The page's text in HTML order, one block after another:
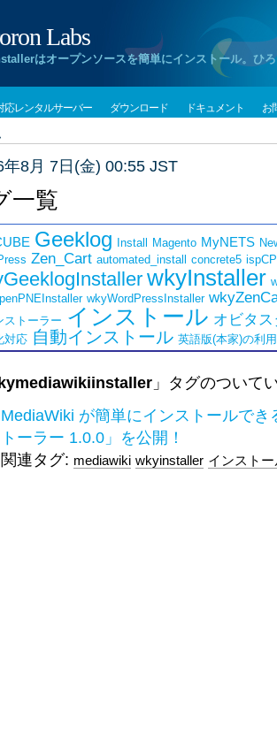
Labs
はオープンソースを簡単にインストール。ひ
応レンタルサーバー ダウンロード ドキュメント お
年8月 7日(金) 00:55 JST
一覧
Geeklog Install Magento MyNETS
Zen_Cart automated_install concrete5 ispCP
wkyInstaller
wkyWordPressInstaller
ストーラー インストール オビタ
対応 自動インストール 英語版(本家)の利
」タグのついて
MediaWiki が簡単にインストールで
トーラー 1.0.0」を公開！
関連タグ: mediawiki wkyinstaller インストー